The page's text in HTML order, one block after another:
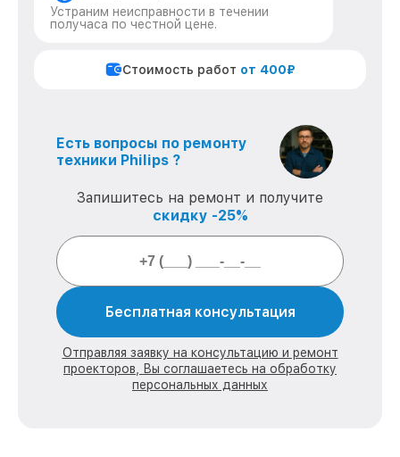
Устраним неисправности в течении
получаса по честной цене.
Стоимость работ от 400₽
Есть вопросы по ремонту
техники Philips ?
Запишитесь на ремонт и получите
скидку -25%
Бесплатная консультация
Отправляя заявку на консультацию и ремонт
проекторов, Вы соглашаетесь на обработку
персональных данных